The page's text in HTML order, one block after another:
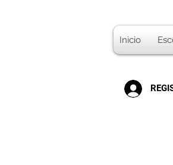
Inicio